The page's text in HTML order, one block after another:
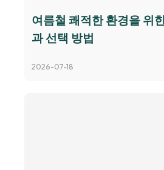
여름철 쾌적한 환경을 위
과 선택 방법
2026-07-18